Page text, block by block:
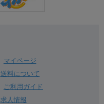
マイページ
送料について
ご利用ガイド
求人情報